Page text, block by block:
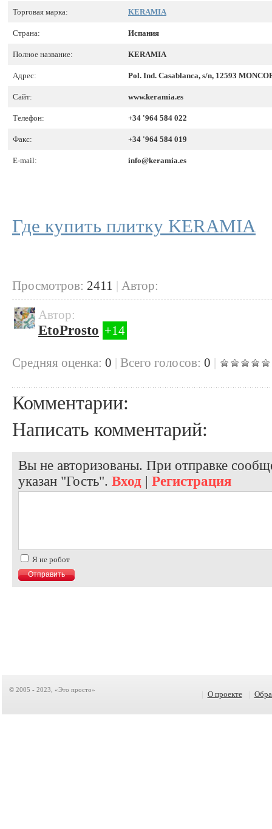
Торговая марка: KERAMIA
Страна: Испания
Полное название: KERAMIA
Адрес: Pol. Ind. Casablanca, s/n, 12593
Сайт: www.keramia.es
Телефон: +34 '964 584 022
Факс: +34 '964 584 019
E-mail: info@keramia.es
Где купить плитку KERAMIA
Просмотров: 2411 | Автор:
Автор:
EtoProsto +14
Cредняя оценка: 0 | Всего голосов: 0 |
Комментарии:
Написать комментарий:
Вы не авторизованы. При отправке
указан "Гость". Вход | Регистрация
Я не робот
© 2005 - 2023, «Это просто» О проекте